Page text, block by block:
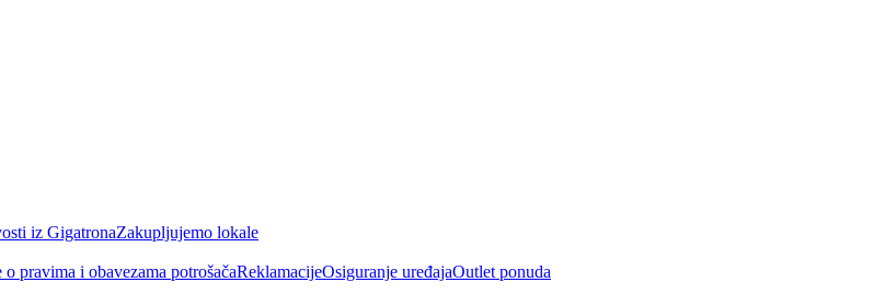
iz GigatronaZakupljujemo lokale
o pravima i obavezama potrošačaReklamacijeOsiguranje uređajaOutlet ponuda